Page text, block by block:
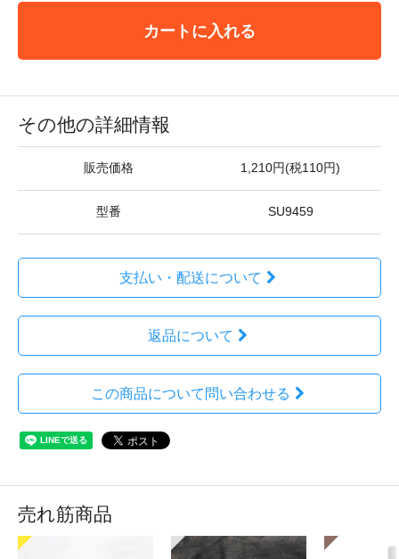
カートに入れる
その他の詳細情報
販売価格 1,210円(税110円)
型番 SU9459
支払い・配送について
返品について
この商品について問い合わせる
売れ筋商品